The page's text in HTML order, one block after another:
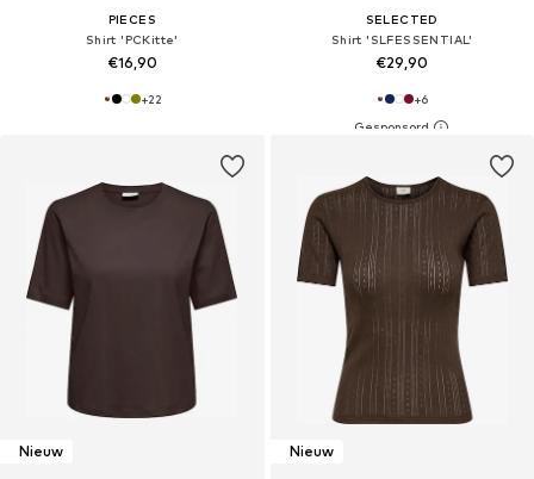
PIECES
Shirt 'PCKitte'
€16,90
+22
SELECTED
Shirt 'SLFESSENTIAL'
€29,90
+6
Nieuw Nieuw